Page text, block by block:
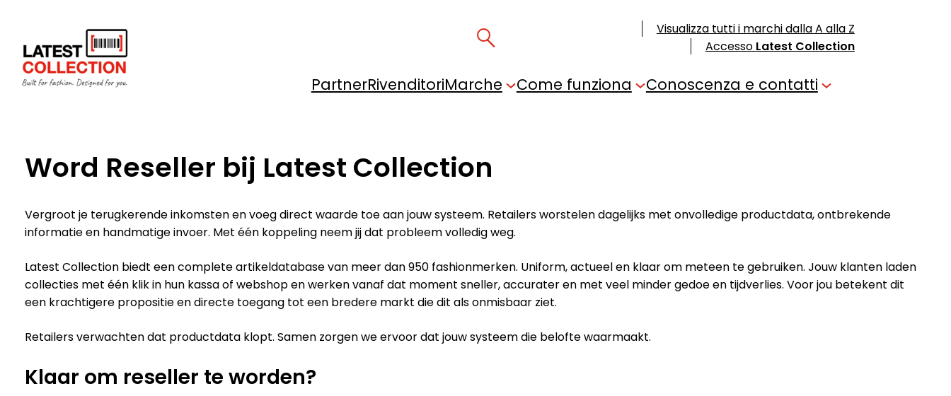
contenuto
Visualizza tutti i marchi dalla A alla Z
Accesso Latest Collection
PartnerRivenditoriMarche Come funziona Conoscenza e contatti
Word Reseller bij Latest Collection
Vergroot je terugkerende inkomsten en voeg direct waarde toe aan jouw systeem. Retailers worstelen dagelijks met onvolledige productdata, ontbrekende
informatie en handmatige invoer. Met één koppeling neem jij dat probleem volledig weg.
Latest Collection biedt een complete artikeldatabase van meer dan 950 fashionmerken. Uniform, actueel en klaar om meteen te gebruiken. Jouw klanten laden
collecties met één klik in hun kassa of webshop en werken vanaf dat moment sneller, accurater en met veel minder gedoe en tijdverlies. Voor jou betekent dit
een krachtigere propositie en directe toegang tot een bredere markt die dit als onmisbaar ziet.
Retailers verwachten dat productdata klopt. Samen zorgen we ervoor dat jouw systeem die belofte waarmaakt.
Klaar om reseller te worden?